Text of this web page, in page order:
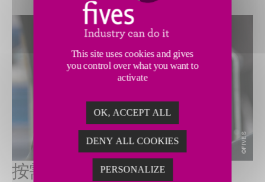
按需定制化加工
This site uses cookies and gives
you control over what you want to
activate
OK, ACCEPT ALL
DENY ALL COOKIES
PERSONALIZE